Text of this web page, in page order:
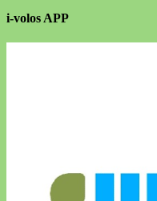
i-volos APP